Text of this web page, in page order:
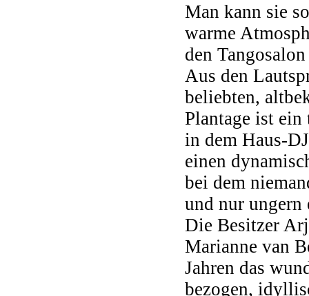
Man kann sie
warme
den
Aus den
beliebten,
Plantage ist
in dem Haus-
einen
bei dem
und nur ungern
Die Besitzer
Marianne van
Jahren das
bezogen,